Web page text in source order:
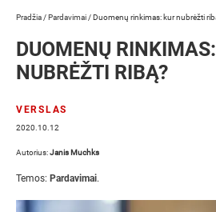
Pradžia /Pardavimai /Duomenų rinkimas: kur nubrėžti
DUOMENŲ
NUBRĖŽTI RIBĄ?
VERSLAS
2020.10.12
Autorius:Janis Muchks
Temos: Pardavimai.